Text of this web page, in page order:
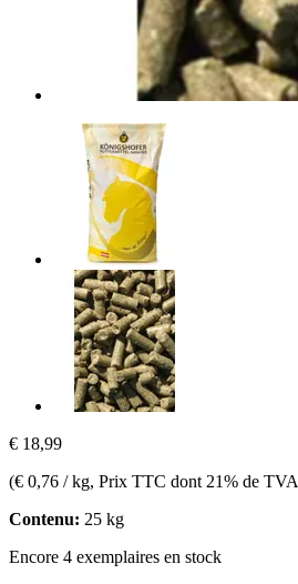
€ 18,99
(€ 0,76 / kg, Prix TTC dont 21% de TVA
Contenu: 25 kg
Encore 4 exemplaires en stock